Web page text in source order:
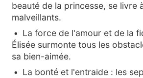
beauté de la princesse, se livre
malveillants.
La force de l'amour et de la
Élisée surmonte tous les
sa bien-aimée.
La bonté et l'entraide : les